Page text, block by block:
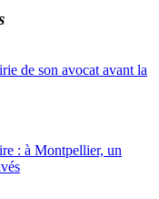
de son avocat avant la
: à Montpellier, un